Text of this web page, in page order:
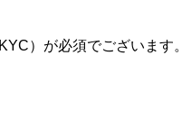
）が必須でございま